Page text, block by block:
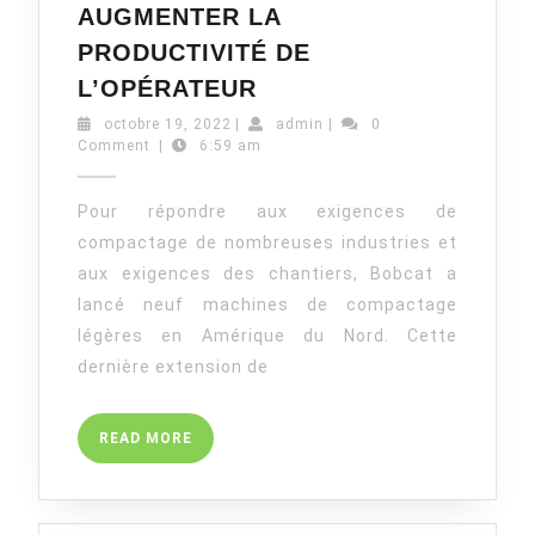
AUGMENTER LA
PRODUCTIVITÉ DE
L’OPÉRATEUR
D’ÉQUIPEMENTS
LÉGER
BOBCAT
CONÇUE
POUR
AUGMENTER
LA
octobre 19, 2022 octobre
19,
| admin admin
|
0
Comment
| 6:59 am
Pour répondre aux exigences de
compactage de nombreuses industries et
aux exigences des chantiers, Bobcat a
lancé neuf machines de compactage
légères en Amérique du Nord. Cette
dernière extension de
READ MORE READ
MORE